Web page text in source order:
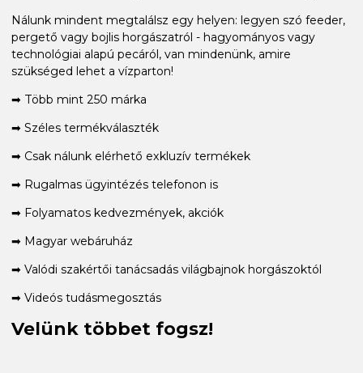
Nálunk mindent megtalálsz egy helyen: legyen szó feeder,
pergető vagy bojlis horgászatról - hagyományos vagy
technológiai alapú pecáról, van mindenünk, amire
szükséged lehet a vízparton!
➡ Több mint 250 márka
➡ Széles termékválaszték
➡ Csak nálunk elérhető exkluzív termékek
➡ Rugalmas ügyintézés telefonon is
➡ Folyamatos kedvezmények, akciók
➡ Magyar webáruház
➡ Valódi szakértői tanácsadás világbajnok horgászoktól
➡ Videós tudásmegosztás
Velünk többet fogsz!